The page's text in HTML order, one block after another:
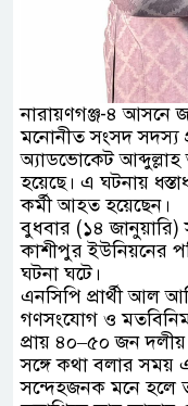
নারায়ণগঞ্জ-৪ আসনে
মনোনীত সংসদ সদস্য
অ্যাডভোকেট
হয়েছে। এ ঘটনায়
কর্মী আহত হয়েছেন।
বুধবার (১৪ জানুয়ারি)
কাশীপুর ইউনিয়নের
ঘটনা ঘটে।
এনসিপি প্রার্থী আল
গণসংযোগ ও
প্রায় ৪০–৫০ জন দলীয়
সঙ্গে কথা বলার সময়
সন্দেহজনক মনে হলে